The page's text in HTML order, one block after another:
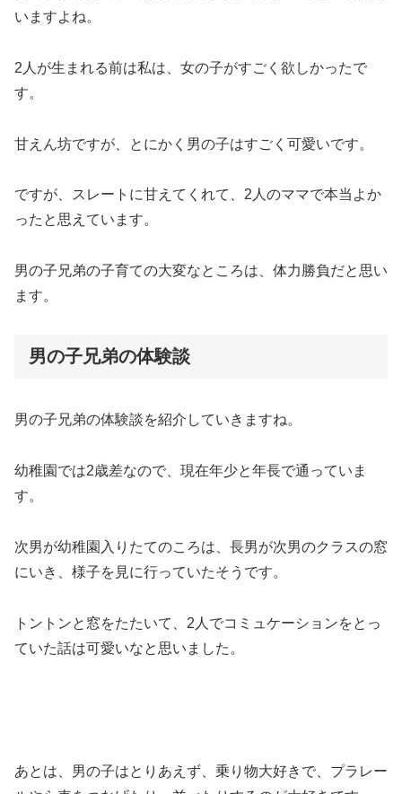
いますよね。
2人が生まれる前は私は、女の子がすごく欲しかったで
す。
甘えん坊ですが、とにかく男の子はすごく可愛いです。
ですが、スレートに甘えてくれて、2人のママで本当よか
ったと思えています。
男の子兄弟の子育ての大変なところは、体力勝負だと思い
ます。
男の子兄弟の体験談
男の子兄弟の体験談を紹介していきますね。
幼稚園では2歳差なので、現在年少と年長で通っていま
す。
次男が幼稚園入りたてのころは、長男が次男のクラスの窓
にいき、様子を見に行っていたそうです。
トントンと窓をたたいて、2人でコミュケーションをとっ
ていた話は可愛いなと思いました。
あとは、男の子はとりあえず、乗り物大好きで、プラレー